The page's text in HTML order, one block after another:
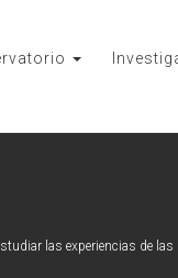
las experiencias de